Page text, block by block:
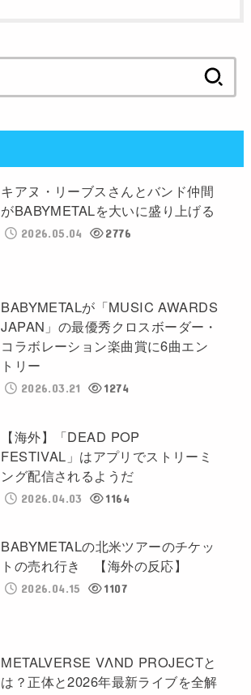
索:
キアヌ・リーブスさんとバンド仲間
がBABYMETALを大いに盛り上げる
2026.05.04 2776
BABYMETALが「MUSIC AWARDS
JAPAN」の最優秀クロスボーダー・
コラボレーション楽曲賞に6曲エン
トリー
2026.03.21 1274
【海外】「DEAD POP
FESTIVAL」はアプリでストリーミ
ング配信されるようだ
2026.04.03 1164
BABYMETALの北米ツアーのチケッ
トの売れ行き 【海外の反応】
2026.04.15 1107
METALVERSE VΛND PROJECTと
は？正体と2026年最新ライブを全解